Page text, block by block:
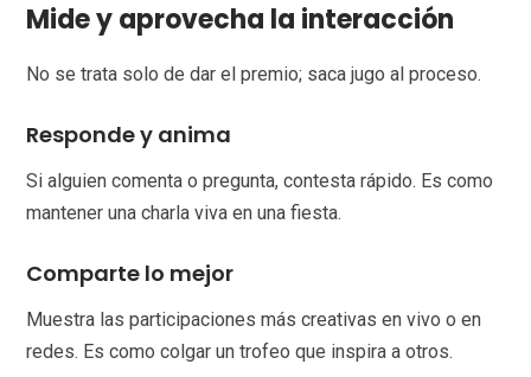
Mide y aprovecha la interacción
No se trata solo de dar el premio; saca jugo al proceso.
Responde y anima
Si alguien comenta o pregunta, contesta rápido. Es como
mantener una charla viva en una fiesta.
Comparte lo mejor
Muestra las participaciones más creativas en vivo o en
redes. Es como colgar un trofeo que inspira a otros.